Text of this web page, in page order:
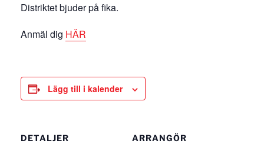
Distriktet bjuder på fika.
Anmäl dig HÄR
Lägg till i kalender
DETALJER ARRANGÖR